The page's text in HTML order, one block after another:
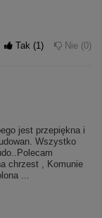
Tak 1 Nie 0
jest przepiękna i
Wszystko
chrzest , Komunie
...